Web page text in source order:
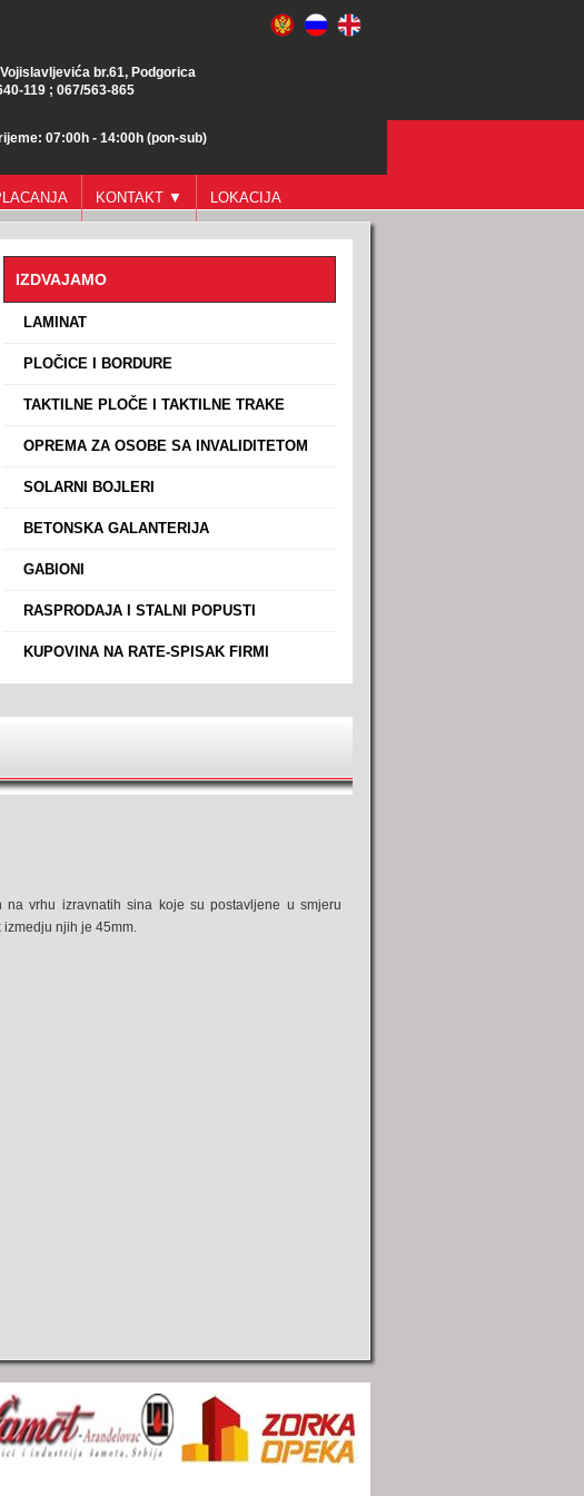
br.61, Podgorica
119 ; 067/563-865
07:00h - 14:00h (pon-sub)
KONTAKT ▼ LOKACIJA
IZDVAJAMO
LAMINAT
PLOČICE I BORDURE
TAKTILNE PLOČE I TAKTILNE TRAKE
OPREMA ZA OSOBE SA INVALIDITETOM
SOLARNI BOJLERI
BETONSKA GALANTERIJA
GABIONI
RASPRODAJA I STALNI POPUSTI
KUPOVINA NA RATE-SPISAK FIRMI
vrhu izravnatih sina koje su postavljene u smjeru
izmedju njih je 45mm.